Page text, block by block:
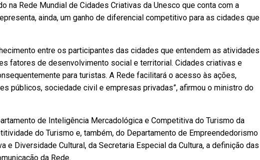
na Rede Mundial de Cidades Criativas da Unesco que conta com a
ainda, um ganho de diferencial competitivo para as cidades que
entre os participantes das cidades que entendem as atividades
fatores de desenvolvimento social e territorial. Cidades criativas e
para turistas. A Rede facilitará o acesso às ações,
públicos, sociedade civil e empresas privadas”, afirmou o ministro do
de Inteligência Mercadológica e Competitiva do Turismo da
do Turismo e, também, do Departamento de Empreendedorismo
e Diversidade Cultural, da Secretaria Especial da Cultura, a definição das
da Rede.